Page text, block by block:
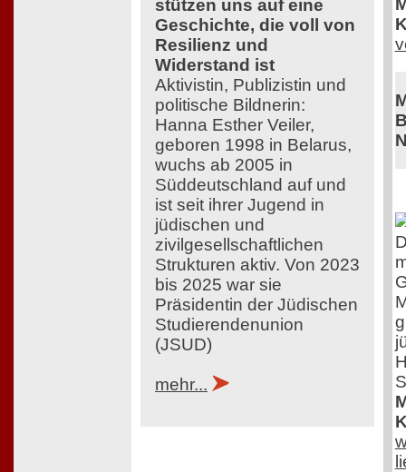
stützen uns auf eine
Geschichte, die voll von
Resilienz und
Widerstand ist
Aktivistin, Publizistin und
politische Bildnerin:
Hanna Esther Veiler,
geboren 1998 in Belarus,
wuchs ab 2005 in
Süddeutschland auf und
ist seit ihrer Jugend in
jüdischen und
zivilgesellschaftlichen
Strukturen aktiv. Von 2023
bis 2025 war sie
Präsidentin der Jüdischen
Studierendenunion
(JSUD)
mehr...